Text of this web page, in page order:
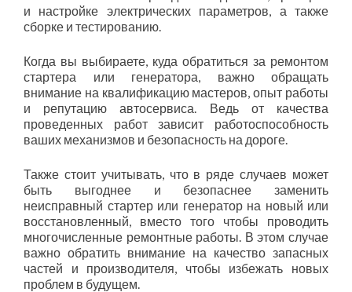
и настройке электрических параметров, а также
сборке и тестированию.
Когда вы выбираете, куда обратиться за ремонтом
стартера или генератора, важно обращать
внимание на квалификацию мастеров, опыт работы
и репутацию автосервиса. Ведь от качества
проведенных работ зависит работоспособность
ваших механизмов и безопасность на дороге.
Также стоит учитывать, что в ряде случаев может
быть выгоднее и безопаснее заменить
неисправный стартер или генератор на новый или
восстановленный, вместо того чтобы проводить
многочисленные ремонтные работы. В этом случае
важно обратить внимание на качество запасных
частей и производителя, чтобы избежать новых
проблем в будущем.